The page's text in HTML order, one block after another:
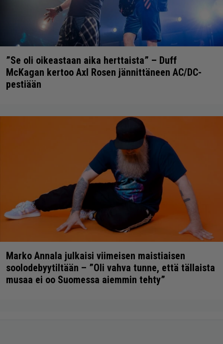
”Se oli oikeastaan aika herttaista” – Duff
McKagan kertoo Axl Rosen jännittäneen AC/DC-
pestiään
Marko Annala julkaisi viimeisen maistiaisen
soolodebyytiltään – ”Oli vahva tunne, että tällaista
musaa ei oo Suomessa aiemmin tehty”